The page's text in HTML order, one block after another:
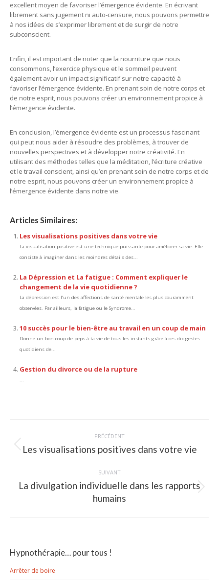
excellent moyen de favoriser l’émergence évidente. En écrivant
librement sans jugement ni auto-censure, nous pouvons permettre
à nos idées de s’exprimer librement et de surgir de notre
subconscient.
Enfin, il est important de noter que la nourriture que nous
consommons, l’exercice physique et le sommeil peuvent
également avoir un impact significatif sur notre capacité à
favoriser l’émergence évidente. En prenant soin de notre corps et
de notre esprit, nous pouvons créer un environnement propice à
l’émergence évidente.
En conclusion, l’émergence évidente est un processus fascinant
qui peut nous aider à résoudre des problèmes, à trouver de
nouvelles perspectives et à développer notre créativité. En
utilisant des méthodes telles que la méditation, l’écriture créative
et le travail conscient, ainsi qu’en prenant soin de notre corps et de
notre esprit, nous pouvons créer un environnement propice à
l’émergence évidente dans notre vie.
Articles Similaires:
Les visualisations positives dans votre vie
La visualisation positive est une technique puissante pour améliorer sa vie. Elle
consiste à imaginer dans les moindres détails des...
La Dépression et La fatigue : Comment expliquer le
changement de la vie quotidienne ?
La dépression est l’un des affections de santé mentale les plus couramment
observées. Par ailleurs, la fatigue ou le Syndrome...
10 succès pour le bien-être au travail en un coup de main
Donne un bon coup de peps à ta vie de tous les instants grâce à ces dix gestes
quotidiens de...
Gestion du divorce ou de la rupture
...
article
PRÉCÉDENT
Article
Les visualisations positives dans votre vie
SUIVANT
Article
suivant
La divulgation individuelle dans les rapports
humains
Hypnothérapie… pour tous !
Arrêter de boire